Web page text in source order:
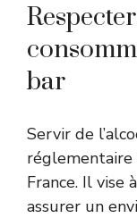
bar
Servir de
France. Il
assurer un